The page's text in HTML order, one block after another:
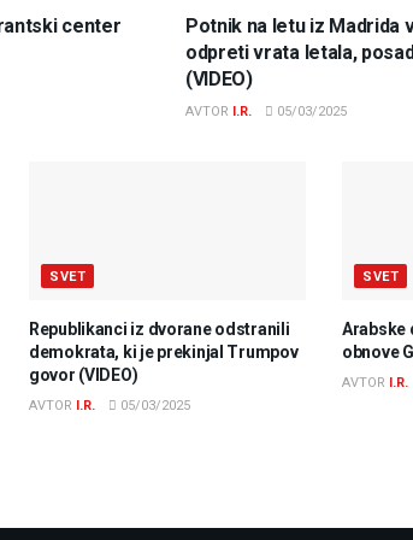
center
Potnik na letu iz Madrida
odpreti vrata letala,
(VIDEO)
AVTOR I.R. 05/03/2025
SVET
Republikanci iz dvorane odstranili
demokrata, ki je prekinjal Trumpov
govor (VIDEO)
AVTOR I.R. 05/03/2025
SVET
Arabske
obnove
AVTOR I.R.